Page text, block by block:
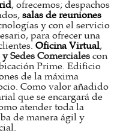
, ofrecemos; despachos
salas de reuniones
y con el servicio
para ofrecer una
Oficina Virtual,
Sedes Comercialescon
Prime. Edificio
de la máxima
Como valor añadido
que se encargará de
atender toda la
de manera ágil y